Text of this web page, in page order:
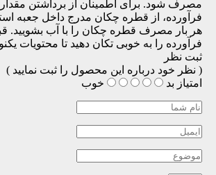
مصرف شود. برای اطمینان از برداشتن
فرآورده، از قطره چکان مدرج داخل جعبه
هر بار مصرف قطره چکان را با آب بشویید.
فرآورده را به خوبی تکان دهید تا محتویات
ثبت نظر
( نظر خود درباره این محصول را ثبت نمایید )
امتیاز بد خوب